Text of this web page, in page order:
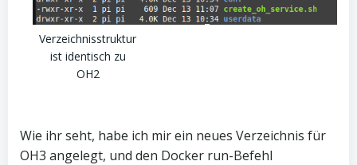
Verzeichnisstruktur
ist identisch zu
OH2
Wie ihr seht, habe ich mir ein neues Verzeichnis für
OH3 angelegt, und den Docker run-Befehl